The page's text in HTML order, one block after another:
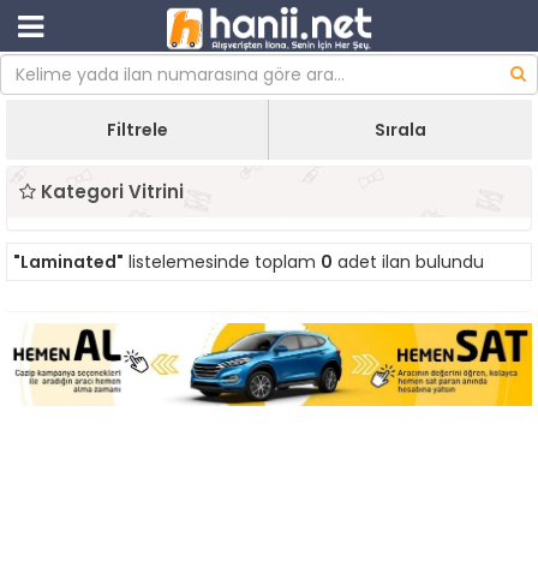
Filtrele Sırala
Kategori Vitrini
"Laminated" listelemesinde toplam 0 adet ilan bulundu